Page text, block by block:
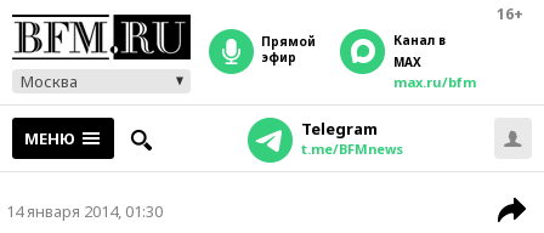
16+
Москва
прямой
эфир
Канал в
MAX
max.ru/bfm
МЕНЮ Telegram
t.me/BFMnews
14 января 2014, 01:30